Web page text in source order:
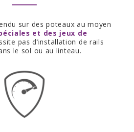
sur des poteaux au moyen
et des jeux de
pas d’installation de rails
le sol ou au linteau.